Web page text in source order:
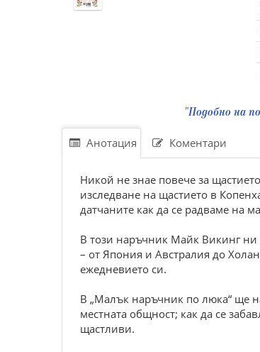
"Подобно на
Анотация Коментари
Никой не знае повече за
изследване на щастието в
датчаните как да се радваме на
В този наръчник Майк Викинг ни
– от Япония и Австралия до
ежедневието си.
В „Малък наръчник по люка“ ще
местната общност; как да се
щастливи.